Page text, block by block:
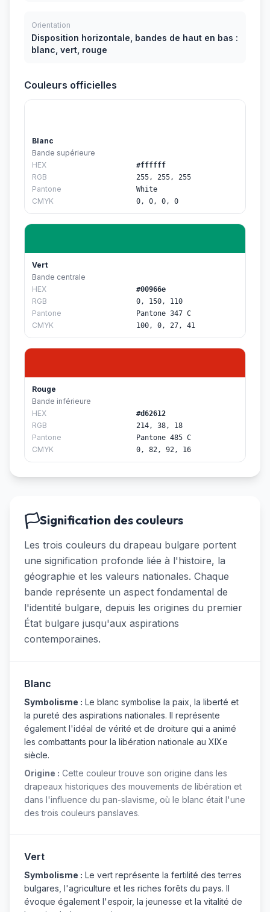
Orientation
Disposition horizontale, bandes de haut en bas :
blanc, vert, rouge
Couleurs officielles
Blanc
Bande supérieure
HEX
#ffffff
RGB 255, 255, 255
Pantone White
CMYK 0, 0, 0, 0
Vert
Bande centrale
HEX
#00966e
RGB 0, 150, 110
Pantone Pantone 347 C
CMYK 100, 0, 27, 41
Rouge
Bande inférieure
HEX
#d62612
RGB 214, 38, 18
Pantone Pantone 485 C
CMYK 0, 82, 92, 16
🏳️Signification des couleurs
Les trois couleurs du drapeau bulgare portent
une signification profonde liée à l'histoire, la
géographie et les valeurs nationales. Chaque
bande représente un aspect fondamental de
l'identité bulgare, depuis les origines du premier
État bulgare jusqu'aux aspirations
contemporaines.
Blanc
Symbolisme : Le blanc symbolise la paix, la liberté et
la pureté des aspirations nationales. Il représente
également l'idéal de vérité et de droiture qui a animé
les combattants pour la libération nationale au XIXe
siècle.
Origine : Cette couleur trouve son origine dans les
drapeaux historiques des mouvements de libération et
dans l'influence du pan-slavisme, où le blanc était l'une
des trois couleurs panslaves.
Vert
Symbolisme : Le vert représente la fertilité des terres
bulgares, l'agriculture et les riches forêts du pays. Il
évoque également l'espoir, la jeunesse et la vitalité de